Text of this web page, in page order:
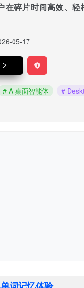
在碎片时间高效、
05-17
# AI桌面智能体 #